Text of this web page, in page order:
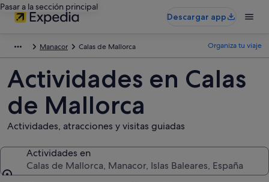
Pasar a la sección principal
Descargar app
Manacor Calas de Mallorca Organiza tu viaje
Actividades en Calas
de Mallorca
Actividades, atracciones y visitas guiadas
Actividades en
Calas de Mallorca, Manacor, Islas Baleares, España